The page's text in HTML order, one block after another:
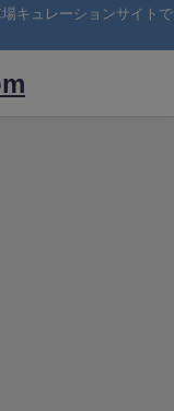
キュレーションサイトで